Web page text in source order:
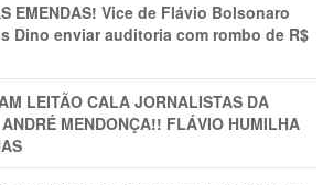
EMENDAS! Vice de Flávio Bolsonaro
Dino enviar auditoria com rombo de R$
LEITÃO CALA JORNALISTAS DA
MENDONÇA!! FLÁVIO HUMILHA